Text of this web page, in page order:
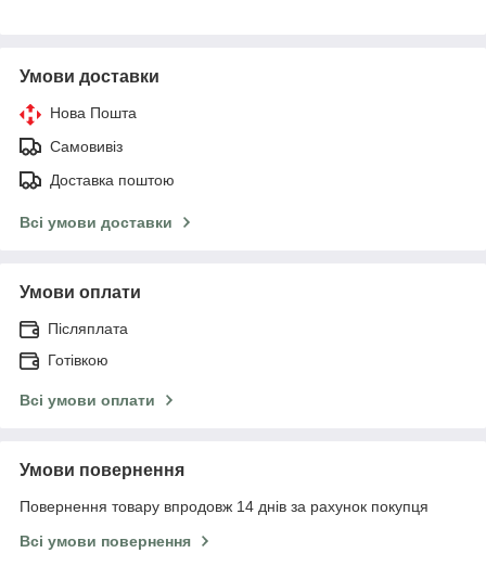
Умови доставки
Нова Пошта
Самовивіз
Доставка поштою
Всі умови доставки
Умови оплати
Післяплата
Готівкою
Всі умови оплати
Умови повернення
Повернення товару впродовж 14 днів за рахунок покупця
Всі умови повернення